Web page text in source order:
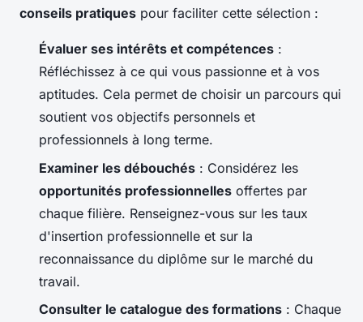
conseils pratiques pour faciliter cette sélection :
Évaluer ses intérêts et compétences :
Réfléchissez à ce qui vous passionne et à vos
aptitudes. Cela permet de choisir un parcours qui
soutient vos objectifs personnels et
professionnels à long terme.
Examiner les débouchés : Considérez les
opportunités professionnelles offertes par
chaque filière. Renseignez-vous sur les taux
d'insertion professionnelle et sur la
reconnaissance du diplôme sur le marché du
travail.
Consulter le catalogue des formations : Chaque